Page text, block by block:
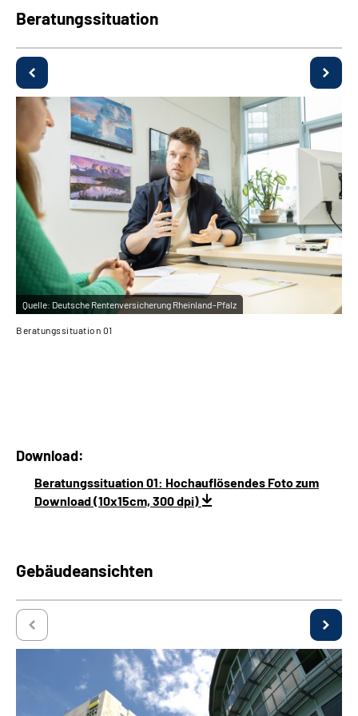
Beratungssituation
Quelle: Deutsche Rentenversicherung Rheinland-Pfalz
Beratungssituation 01
Download:
Beratungssituation 01: Hochauflösendes Foto zum
Download (10x15cm, 300 dpi)
Gebäudeansichten